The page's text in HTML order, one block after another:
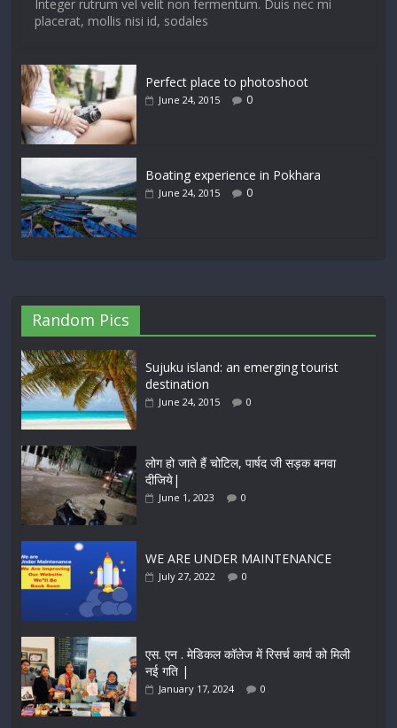
Integer rutrum vel velit non fermentum. Duis nec mi
placerat, mollis nisi id, sodales
Perfect place to photoshoot
June 24, 2015 0
Boating experience in Pokhara
June 24, 2015 0
Random Pics
Sujuku island: an emerging tourist
destination
June 24, 2015 0
लोग हो जाते हैं चोटिल, पार्षद जी सड़क बनवा
दीजिये|
June 1, 2023 0
WE ARE UNDER MAINTENANCE
July 27, 2022 0
एस. एन . मेडिकल कॉलेज में रिसर्च कार्य को मिली
नई गति |
January 17, 2024 0